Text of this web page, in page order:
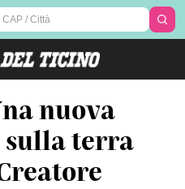
nuova
sulla terra